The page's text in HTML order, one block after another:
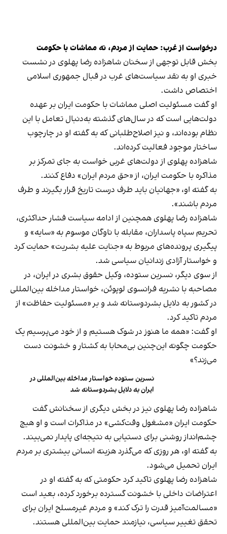
درخواست از غرب: حمایت از مردم، نه مماشات با حکومت
بخش قابل توجهی از سخنان شاهزاده رضا پهلوی در نشست
خبری او به نقد سیاست‌های غرب در قبال جمهوری اسلامی
اختصاص داشت.
او گفت مسئولیت اصلی مماشات با حکومت ایران بر عهده
دولت‌هایی است که در سال‌های گذشته به‌دنبال تعامل با این
نظام بوده‌اند، و نیز اصلاح‌طلبانی که به گفته او در چارچوب
ساختار موجود فعالیت کرده‌اند.
شاهزاده پهلوی از دولت‌های غربی خواست به جای تمرکز بر
مذاکره با حکومت ایران، از «حق مردم ایران» دفاع کنند.
به گفته او، «جهانیان باید طرف درست تاریخ قرار بگیرند و طرف
مردم باشند».
شاهزاده رضا پهلوی همچنین از ادامه سیاست فشار حداکثری،
تحریم سپاه پاسداران، مقابله با ناوگان موسوم به «سایه» و
پیگیری پرونده‌های مربوط به «جنایت علیه بشریت» حمایت کرد
و خواستار آزادی زندانیان سیاسی شد.
از سوی دیگر، نسرین ستوده، وکیل حقوق بشری در ایران، در
مصاحبه با نشریه فرانسوی لوپوئن، خواستار مداخله بین‌المللی
در کشور به دلایل بشر‌دوستانه شد و بر «مسئولیت حفاظت» از
مردم تاکید کرد.
او گفت: «همه ما هنوز در شوک هستیم و از خود می‌پرسیم یک
حکومت چگونه این‌چنین بی‌محابا به کشتار و خشونت‌ دست
می‌زند؟»
نسرین ستوده خواستار مداخله بین‌المللی در
ایران به دلایل بشردوستانه شد
شاهزاده رضا پهلوی نیز در بخش دیگری از سخنانش گفت
حکومت ایران «مشغول وقت‌کشی» در مذاکرات است و او هیچ
چشم‌انداز روشنی برای دستیابی به نتیجه‌ای پایدار نمی‌بیند.
به گفته او، هر روزی که می‌گذرد هزینه انسانی بیشتری بر مردم
ایران تحمیل می‌شود.
شاهزاده رضا پهلوی تاکید کرد حکومتی که به گفته او در
اعتراضات داخلی با خشونت گسترده برخورد کرده، بعید است
«مسالمت‌آمیز قدرت را ترک کند» و مردم غیرمسلح ایران برای
تحقق تغییر سیاسی، نیازمند حمایت بین‌المللی هستند.